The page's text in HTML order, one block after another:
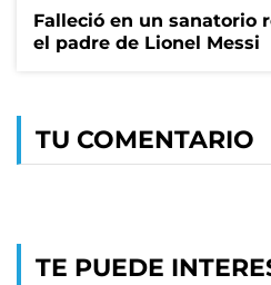
Falleció en un sanatorio
el padre de Lionel Messi
TU COMENTARIO
TE PUEDE